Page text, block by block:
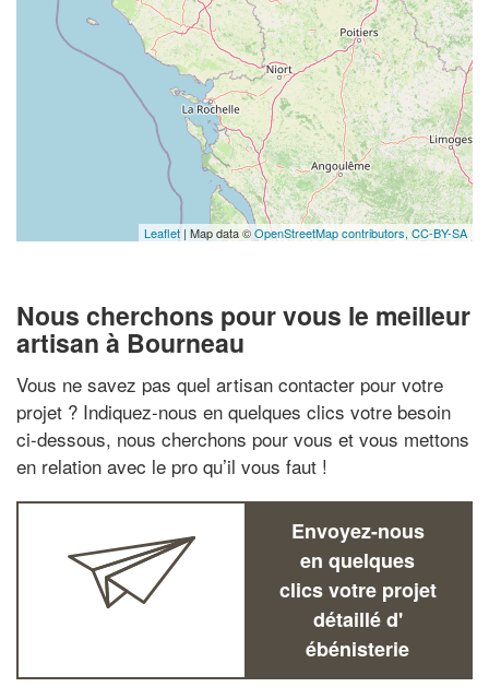
Leaflet | Map data ©OpenStreetMap contributors, CC-BY-SA
Nous cherchons pour vous le meilleur
artisan à Bourneau
Vous ne savez pas quel artisan contacter pour votre
projet ? Indiquez-nous en quelques clics votre besoin
ci-dessous, nous cherchons pour vous et vous mettons
en relation avec le pro qu’il vous faut !
Envoyez-nous
en quelques
clics votre projet
détaillé d'
ébénisterie